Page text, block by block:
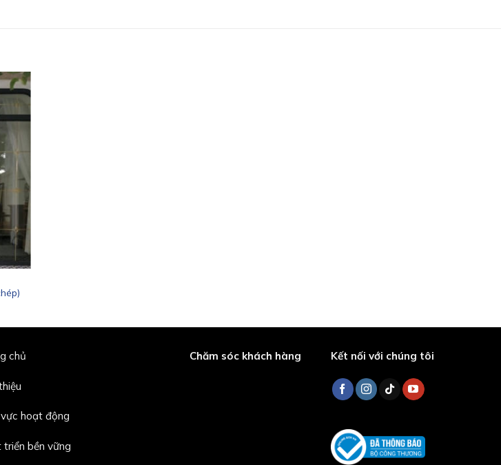
chủ
hoạt động
triển bền vững
Chăm sóc khách hàng Kết nối với chúng tôi